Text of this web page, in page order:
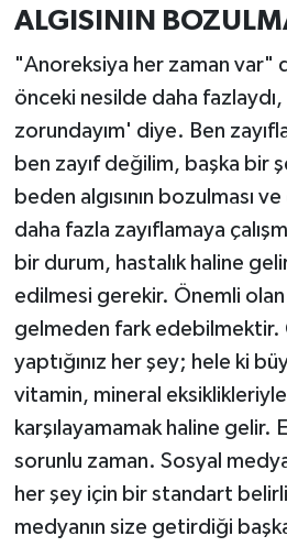
ALGISININ
"Anoreksiya her zaman var"
önceki nesilde daha
zorundayım' diye. Ben
ben zayıf değilim, başka bir
beden algısının bozulması
daha fazla zayıflamaya
bir durum, hastalık haline
edilmesi gerekir. Önemli
gelmeden fark edebilmektir.
yaptığınız her şey; hele ki
vitamin, mineral eksiklikleriyle
karşılayamamak haline gelir.
sorunlu zaman. Sosyal
her şey için bir standart
medyanın size getirdiği